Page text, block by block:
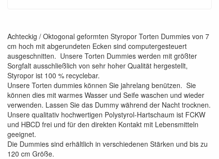
Achteckig / Oktogonal geformten Styropor Torten Dummies von 7
cm hoch mit abgerundeten Ecken sind computergesteuert
ausgeschnitten. Unsere Torten Dummies werden mit größter
Sorgfalt ausschließlich von sehr hoher Qualität hergestellt,
Styropor ist 100 % recyclebar.
Unsere Torten dummies können Sie jahrelang benützen. Sie
können dies mit warmes Wasser und Seife waschen und wieder
verwenden. Lassen Sie das Dummy während der Nacht trocknen.
Unsere qualitativ hochwertigen Polystyrol-Hartschaum ist FCKW
und HBCD frei und für den direkten Kontakt mit Lebensmitteln
geeignet.
Die Dummies sind erhältlich in verschiedenen Stärken und bis zu
120 cm Größe.